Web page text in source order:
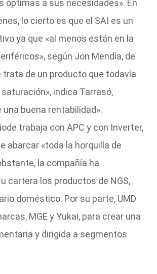
óptimas a sus necesidades». En
lo cierto es que el SAI es un
ya que «al menos están en la
según Jon Mendía, de
trata de un producto que todavía
indica Tarrasó,
buena rentabilidad».
trabaja con APC y con Inverter,
abarcar «toda la horquilla de
la compañía ha
cartera los productos de NGS,
doméstico. Por su parte, UMD
MGE y Yukai, para crear una
y dirigida a segmentos